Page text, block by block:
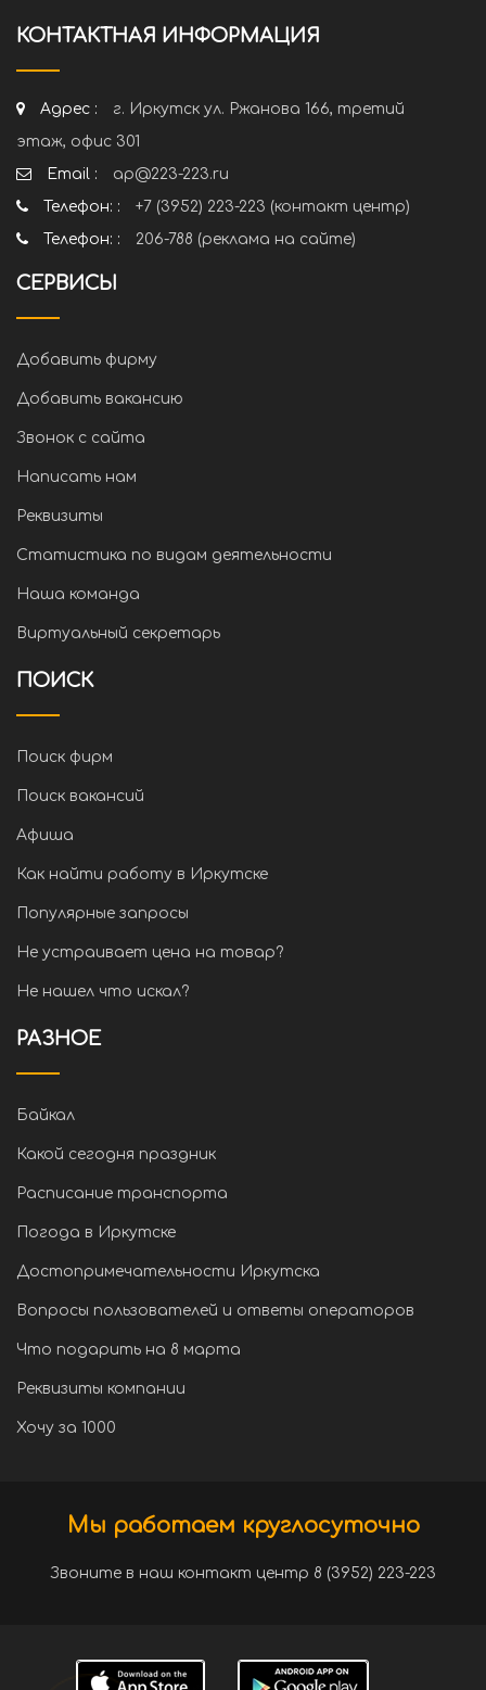
КОНТАКТНАЯ ИНФОРМАЦИЯ
Адрес :
г. Иркутск ул. Ржанова 166, третий
этаж, офис 301
Email :
ap@223-223.ru
Телефон: :
+7 (3952) 223-223 (контакт центр)
Телефон: :
206-788 (реклама на сайте)
СЕРВИСЫ
Добавить фирму
Добавить вакансию
Звонок с сайта
Написать нам
Реквизиты
Статистика по видам деятельности
Наша команда
Виртуальный секретарь
ПОИСК
Поиск фирм
Поиск вакансий
Афиша
Как найти работу в Иркутске
Популярные запросы
Не устраивает цена на товар?
Не нашел что искал?
РАЗНОЕ
Байкал
Какой сегодня праздник
Расписание транспорта
Погода в Иркутске
Достопримечательности Иркутска
Вопросы пользователей и ответы операторов
Что подарить на 8 марта
Реквизиты компании
Хочу за 1000
Мы работаем круглосуточно
Звоните в наш контакт центр 8 (3952) 223-223